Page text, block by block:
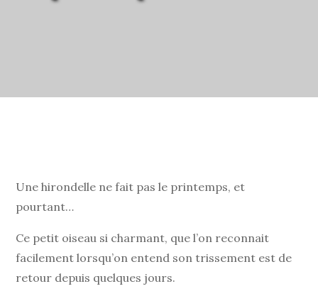
Une hirondelle ne fait pas le printemps, et
pourtant…
Ce petit oiseau si charmant, que l’on reconnait
facilement lorsqu’on entend son trissement est de
retour depuis quelques jours.